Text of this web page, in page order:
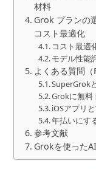
材料
Grok プランの
コスト最適化
コスト最適
モデル性能
よくある質問（
SuperGrok
Grokに無料
iOSアプリ
年払いにす
参考文献
Grokを使った